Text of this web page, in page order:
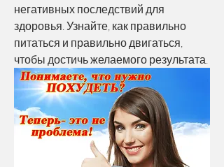
негативных последствий для
здоровья. Узнайте, как правильно
питаться и правильно двигаться,
чтобы достичь желаемого результата.